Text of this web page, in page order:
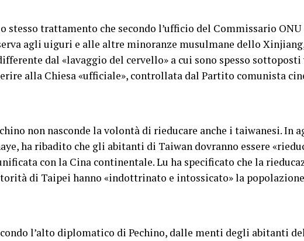
stesso trattamento che secondo l’ufficio del Commissario
agli uiguri e alle altre minoranze musulmane dello
dal «lavaggio del cervello» a cui sono spesso
alla Chiesa «ufficiale», controllata dal Partito comunista
non nasconde la volontà di rieducare anche i taiwanesi. In
ha ribadito che gli abitanti di Taiwan dovranno essere
con la Cina continentale. Lu ha specificato che la
di Taipei hanno «indottrinato e intossicato» la popolazione
l’alto diplomatico di Pechino, dalle menti degli abitanti